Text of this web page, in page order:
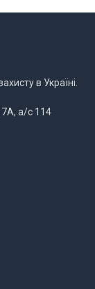
в Україні.
7А, а/с 114